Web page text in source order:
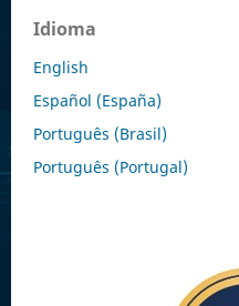
Idioma
English
Español (España)
Português (Brasil)
Português (Portugal)